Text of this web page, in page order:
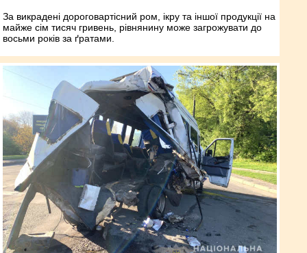
За викрадені дороговартісний ром, ікру та іншої продукції на
майже сім тисяч гривень, рівнянину може загрожувати до
восьми років за ґратами.